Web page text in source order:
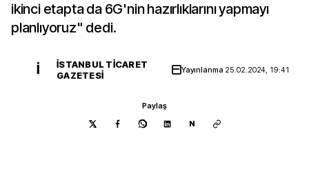
ikinci etapta da 6G'nin hazırlıklarını yapmayı
planlıyoruz" dedi.
İ
İSTANBUL TICARET
GAZETESI
Yayınlanma 25.02.2024, 19:41
Paylaş
N